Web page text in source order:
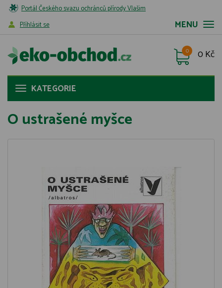
Portál Českého svazu ochránců přírody Vlašim
MENU
Příhlásit se
0 Kč
0
KATEGORIE
O ustrašené myšce